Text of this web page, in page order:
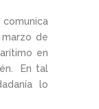
de
en
En tal
lo